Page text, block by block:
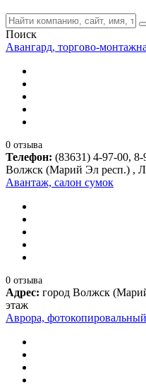
Поиск
Авангард, торгово-
0 отзыва
Телефон: (83631) 4-97-00,
Волжск (Марий Эл респ.) ,
Авантаж, салон сумок
0 отзыва
Адрес: город Волжск
этаж
Аврора,